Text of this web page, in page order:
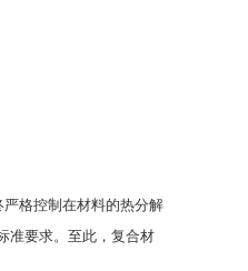
格控制在材料的热分解
准要求。至此，复合材